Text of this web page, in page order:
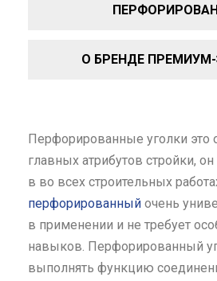
О БРЕНДЕ
Перфорированные уголки это
главных атрибутов стройки, он
в во всех строительных
перфорированный очень
в применении и не требует
навыков. Перфорированный
выполнять функцию